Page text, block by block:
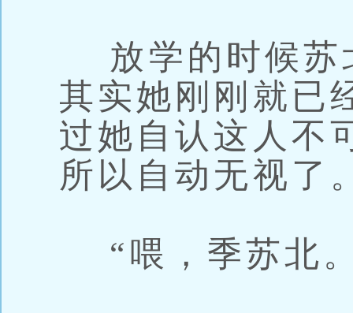
放学的时候苏
其实她刚刚就已
过她自认这人不
所以自动无视了
“喂，季苏北